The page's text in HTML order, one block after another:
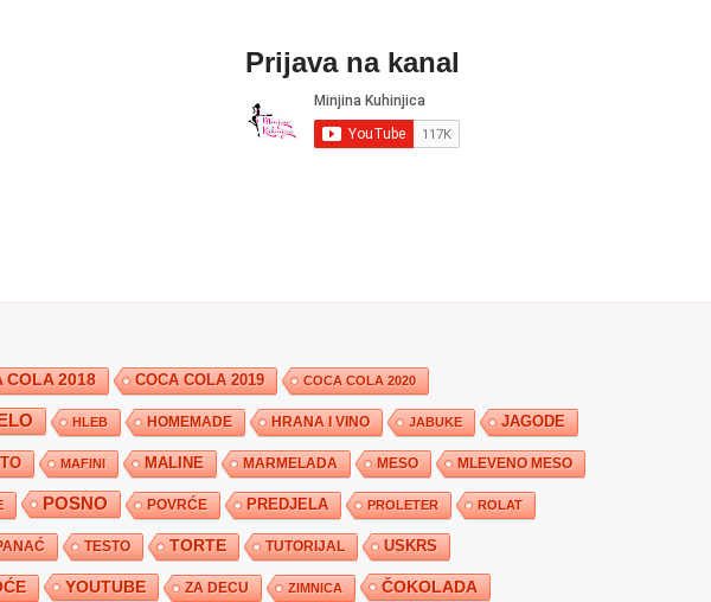
Prijava na kanal
COLA 2018 COCA COLA 2019 COCA COLA 2020
HLEB HOMEMADE HRANA I VINO JABUKE JAGODE
MAFINI MALINE MARMELADA MESO MLEVENO MESO
POSNO POVRĆE PREDJELA PROLETER ROLAT
TESTO TORTE TUTORIJAL USKRS
YOUTUBE ZA DECU ZIMNICA ČOKOLADA